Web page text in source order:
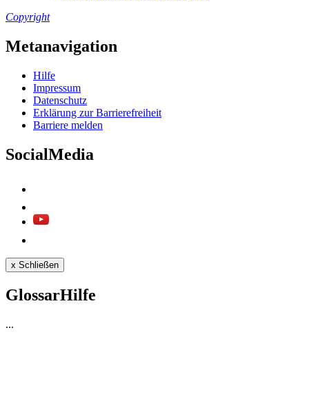
Copyright
Metanavigation
Hil­fe
Im­pres­s­um
Da­ten­schutz
Er­klä­rung zur Bar­rie­re­frei­heit
Bar­rie­re mel­den
SocialMedia
x Schließen
GlossarHilfe
...